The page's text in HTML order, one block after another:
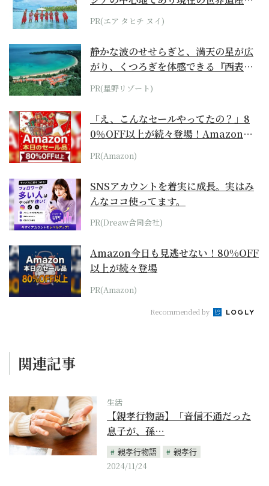
らみえてくる...
PR(エア タヒチ ヌイ)
静かな波のせせらぎと、満天の星が広
がり、くつろぎを体感できる『西表島
ホテル by...
PR(星野リゾート)
「え、こんなセールやってたの？」8
0％OFF以上が続々登場！Amazonの
本気が...
PR(Amazon)
SNSアカウントを着実に成長。実はみ
んなココ使ってます。
PR(Dreaw合同会社)
Amazon今日も見逃せない！80%OFF
以上が続々登場
PR(Amazon)
Recommended by
関連記事
生活
【親孝行物語】「音信不通だった
息子が、孫…
親孝行物語
親孝行
2024/11/24